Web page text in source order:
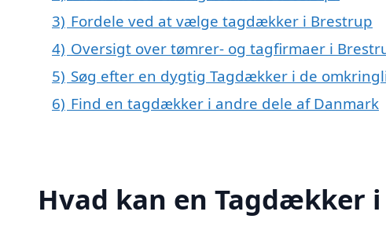
3) Fordele ved at vælge tagdækker i Brestrup
4) Oversigt over tømrer- og tagfirmaer i
5) Søg efter en dygtig Tagdækker i de
6) Find en tagdækker i andre dele af Danmark
Hvad kan en Tagdækker